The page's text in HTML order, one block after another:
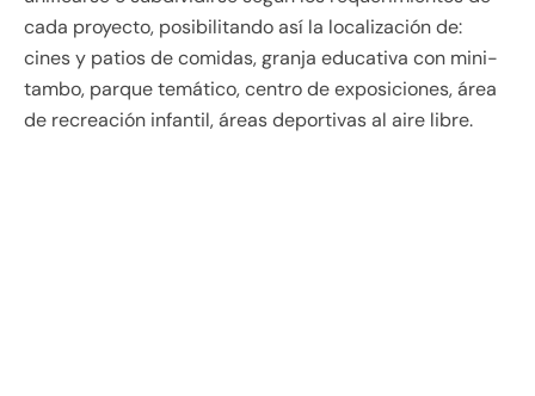
cada proyecto, posibilitando así la localización de:
cines y patios de comidas, granja educativa con mini-
tambo, parque temático, centro de exposiciones, área
de recreación infantil, áreas deportivas al aire libre.